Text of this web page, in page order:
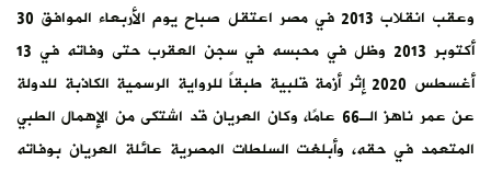
وعقب انقلاب 2013 في مصر اعتقل صباح يوم الأربعاء الموافق 30
أكتوبر 2013 وظل في محبسه في سجن العقرب حتى وفاته في 13
أغسطس 2020 إثر أزمة قلبية طبقاً للرواية الرسمية الكاذبة للدولة
عن عمر ناهز الـ66 عامًا، وكان العريان قد اشتكى من الإهمال الطبي
المتعمد في حقه، وأبلغت السلطات المصرية عائلة العريان بوفاته